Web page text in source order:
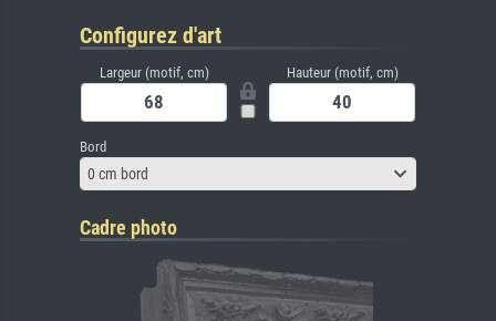
Configurez d'art
Largeur (motif, cm) Hauteur (motif, cm)
Bord
0 cm bord
Cadre photo